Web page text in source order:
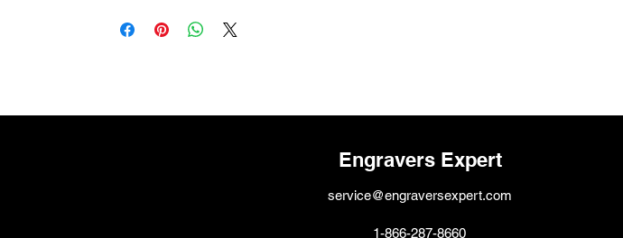
Engravers Expert
service@engraversexpert.com
1-866-287-8660